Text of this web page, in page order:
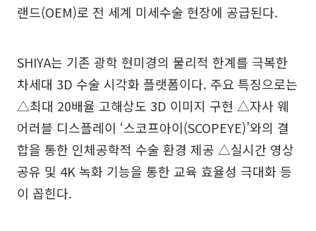
랜드(OEM)로 전 세계 미세수술 현장에 공급된다.
SHIYA는 기존 광학 현미경의 물리적 한계를 극복한
차세대 3D 수술 시각화 플랫폼이다. 주요 특징으로는
△최대 20배율 고해상도 3D 이미지 구현 △자사 웨
어러블 디스플레이 ‘스코프아이(SCOPEYE)’와의 결
합을 통한 인체공학적 수술 환경 제공 △실시간 영상
공유 및 4K 녹화 기능을 통한 교육 효율성 극대화 등
이 꼽힌다.